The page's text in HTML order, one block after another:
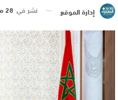
إدارة الموقع نشر في 28 مايو 2025 الساعة 10 و 54 دقيقة